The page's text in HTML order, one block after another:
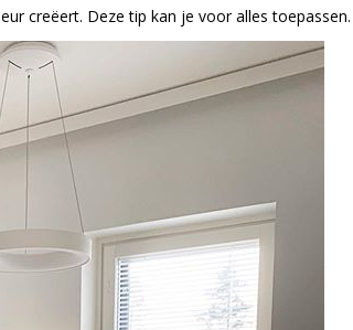
creëert. Deze tip kan je voor alles toepassen.